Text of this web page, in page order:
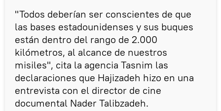
"Todos deberían ser conscientes de que
las bases estadounidenses y sus buques
están dentro del rango de 2.000
kilómetros, al alcance de nuestros
misiles", cita la agencia Tasnim las
declaraciones que Hajizadeh hizo en una
entrevista con el director de cine
documental Nader Talibzadeh.